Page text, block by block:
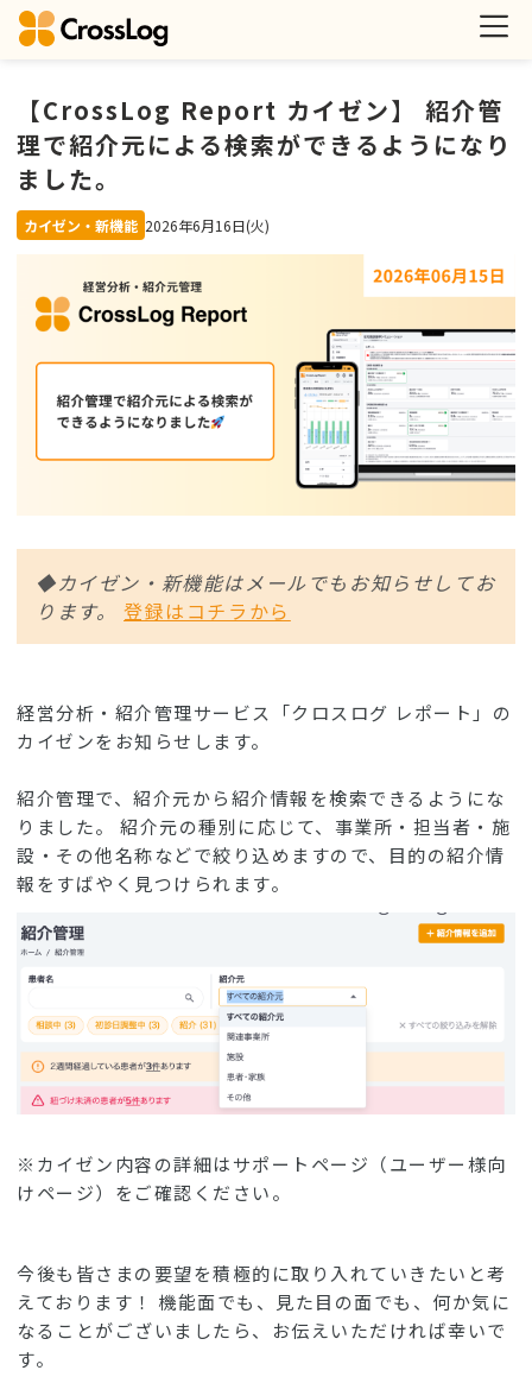
【CrossLog Report カイゼン】 紹介管
理で紹介元による検索ができるようになり
ました。
カイゼン・新機能 2026年6月16日(火)
◆カイゼン・新機能はメールでもお知らせしてお
ります。
登録はコチラから
経営分析・紹介管理サービス「クロスログ レポート」の
カイゼンをお知らせします。
紹介管理で、紹介元から紹介情報を検索できるようにな
りました。 紹介元の種別に応じて、事業所・担当者・施
設・その他名称などで絞り込めますので、目的の紹介情
報をすばやく見つけられます。
※カイゼン内容の詳細はサポートページ（ユーザー様向
けページ）をご確認ください。
今後も皆さまの要望を積極的に取り入れていきたいと考
えております！ 機能面でも、見た目の面でも、何か気に
なることがございましたら、お伝えいただければ幸いで
す。